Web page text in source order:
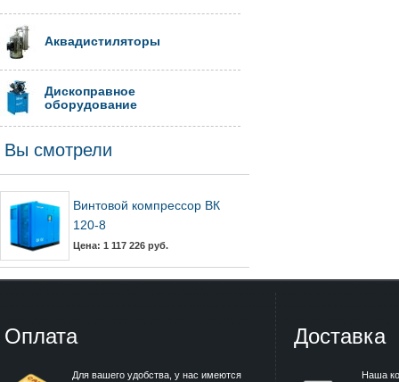
Аквадистиляторы
Дископравное
оборудование
Вы смотрели
Винтовой компрессор ВК
120-8
Цена: 1 117 226 руб.
Оплата
Для вашего удобства, у нас имеются
Доставка
Наша